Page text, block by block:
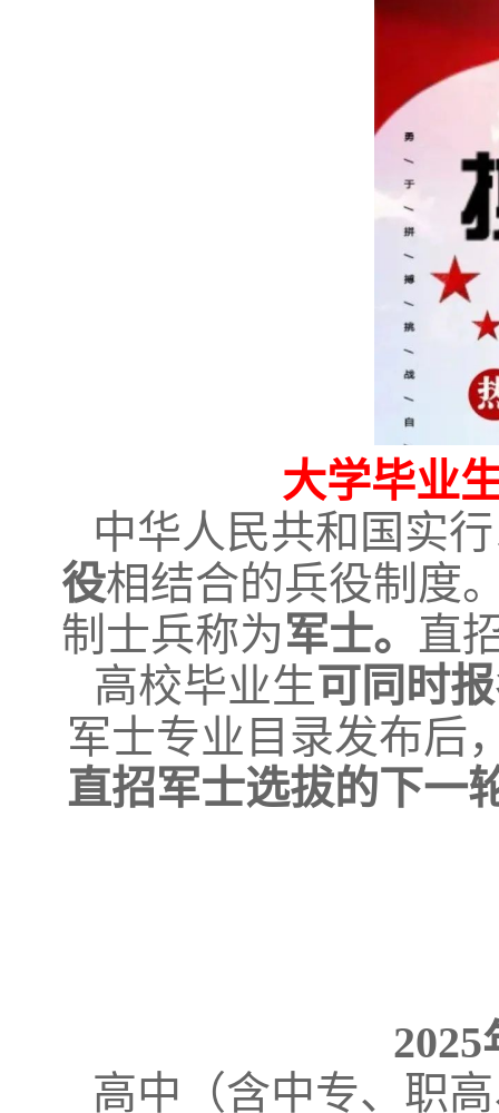
大学毕业
中华人民共和国实
役相结合的兵役制度
制士兵称为军士。 直
高校毕业生可同时
军士专业目录发布后
直招军士选拔的下一
高中（含中专、职